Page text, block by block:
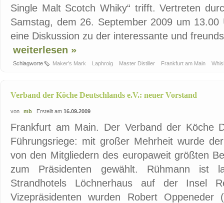
Single Malt Scotch Whiky“ trifft. Vertreten
Samstag, dem 26. September 2009 um 13.00
eine Diskussion zu der interessante und
weiterlesen »
Schlagworte Maker’s Mark Laphroig Master Distiller Frankfurt am Main
Verband der Köche Deutschlands e.V.: neuer Vorstand
von mb Erstellt am 16.09.2009
Frankfurt am Main. Der Verband der Köche
Führungsriege: mit großer Mehrheit wurde
von den Mitgliedern des europaweit größten
zum Präsidenten gewählt. Rühmann ist
Strandhotels Löchnerhaus auf der Insel
Vizepräsidenten wurden Robert Oppeneder